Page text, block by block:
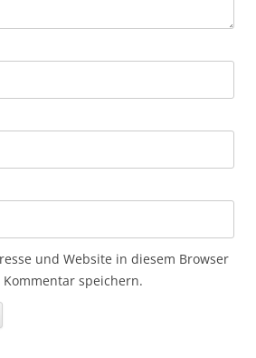
und Website in diesem Browser
speichern.